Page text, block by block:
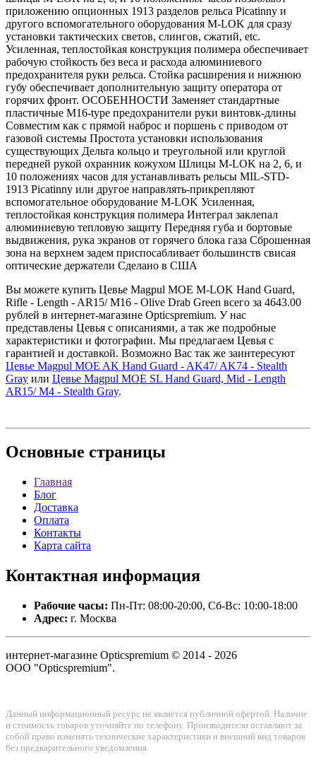
приложению опционных 1913 разделов рельса Picatinny и
другого вспомогательного оборудования M-LOK для сразу
установки тактических светов, слингов, сжатий, etc.
Усиленная, теплостойкая конструкция полимера обеспечивает
рабочую стойкость без веса и расхода алюминиевого
предохранителя руки рельса. Стойка расширения и нижнюю
губу обеспечивает дополнительную защиту оператора от
горячих фронт. ОСОБЕННОСТИ Заменяет стандартные
пластичные M16-type предохранители руки винтовк-длины
Совместим как с прямой наброс и поршень с приводом от
газовой системы Простота установки использования
существующих Дельта кольцо и треугольной или круглой
передней рукой охранник кожухом Шлицы M-LOK на 2, 6, и
10 положениях часов для устанавливать рельсы MIL-STD-
1913 Picatinny или другое направлять-прикрепляют
вспомогательное оборудование M-LOK Усиленная,
теплостойкая конструкция полимера Интеграл заклепал
алюминиевую тепловую защиту Передняя губа и бортовые
выдвижения, рука экранов от горячего блока газа Сброшенная
зона на верхнем задем приспосабливает большинств свисая
оптические держатели Сделано в США
Вы можете купить Цевье Magpul MOE M-LOK Hand Guard,
Rifle - Length - AR15/ M16 - Olive Drab Green всего за 4643.00
рублей в интернет-магазине Opticspremium. У нас
представлены Цевья с описаниями, а так же подробные
характеристики и фотографии. Мы предлагаем Цевья с
гарантией и доставкой. Возможно Вас так же заинтересуют
Цевье Magpul MOE AK Hand Guard - AK47/ AK74 - Stealth
Gray или Цевье Magpul MOE SL Hand Guard, Mid - Length
AR15/ M4 - Stealth Gray.
Основные страницы
Главная
Блог
Доставка
Оплата
Контакты
Карта сайта
Контактная информация
Рабочие часы: Пн-Пт: 08:00-20:00, Сб-Вс: 10:00-18:00
Адрес: г. Москва
интернет-магазине Opticspremium © 2014 - 2026
ООО "Opticspremium".
Данный информационный ресурс не является публичной офертой. Наличие
и стоимость товаров уточняйте по телефону. Производители оставляют за
собой право изменять технические характеристики и внешний вид товаров
без предварительного уведомления.